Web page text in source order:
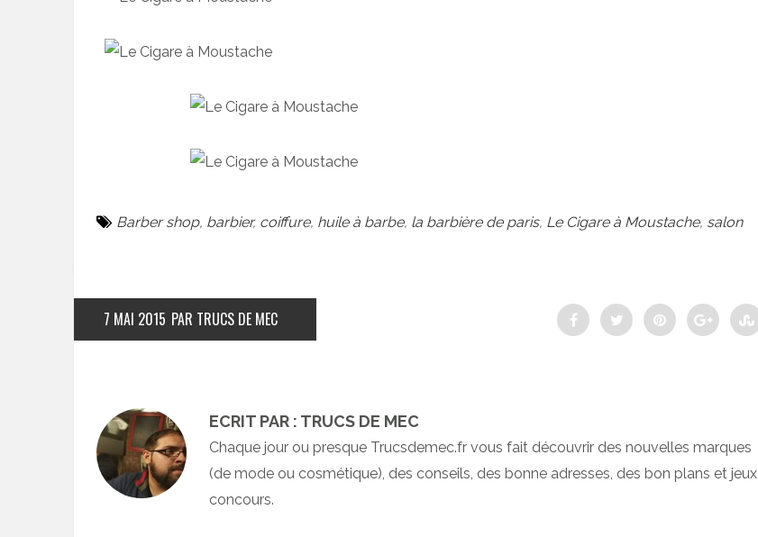
Barber shop, barbier, coiffure, huile à barbe, la barbière de paris, Le Cigare à Moustache, salon
7 MAI 2015 PAR TRUCS DE MEC
ECRIT PAR : TRUCS DE MEC
Chaque jour ou presque Trucsdemec.fr vous fait découvrir des nouvelles marques
(de mode ou cosmétique), des conseils, des bonne adresses, des bon plans et jeux
concours.